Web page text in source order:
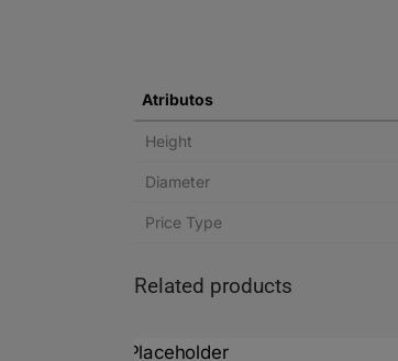
Atributos
Height
Diameter
Price Type
Related products